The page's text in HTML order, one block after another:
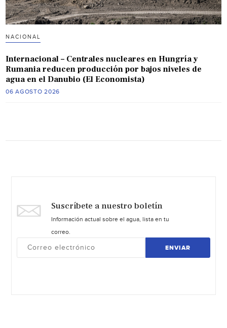
NACIONAL
Internacional – Centrales nucleares en Hungría y
Rumania reducen producción por bajos niveles de
agua en el Danubio (El Economista)
06 AGOSTO 2026
Suscríbete a nuestro boletín
Información actual sobre el agua, lista en tu
correo.
ENVIAR